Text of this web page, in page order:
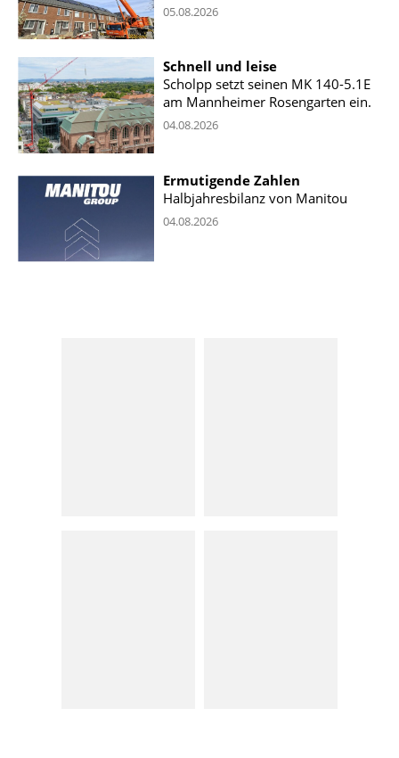
05.08.2026
Schnell und leise
Scholpp setzt seinen MK 140-5.1E
am Mannheimer Rosengarten ein.
04.08.2026
Ermutigende Zahlen
Halbjahresbilanz von Manitou
04.08.2026